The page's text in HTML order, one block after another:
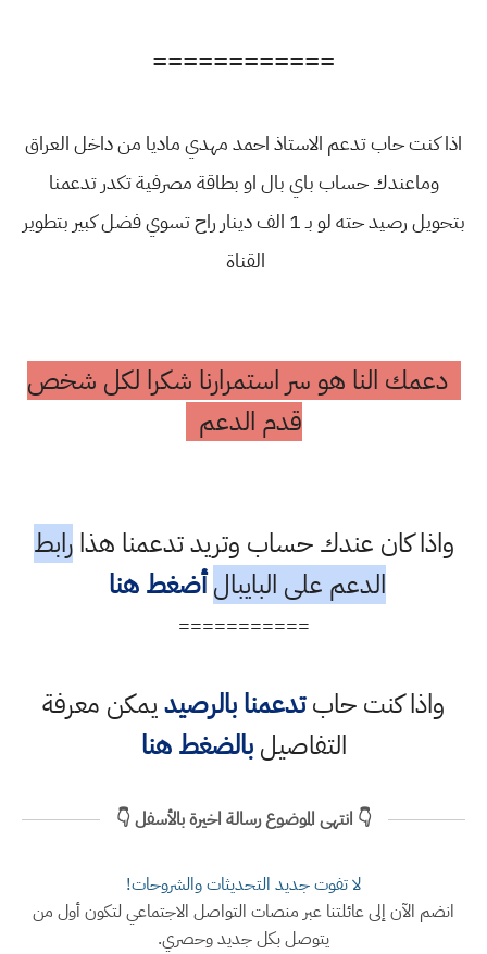
============
اذا كنت حاب تدعم الاستاذ احمد مهدي ماديا من داخل العراق
وماعندك حساب باي بال او بطاقة مصرفية تكدر تدعمنا
بتحويل رصيد حته لو بـ 1 الف دينار راح تسوي فضل كبير بتطوير
القناة
دعمك النا هو سر استمرارنا شكرا لكل شخص
قدم الدعم
واذا كان عندك حساب وتريد تدعمنا هذارابط
الدعم على البايبال أضغط هنا
===========
واذا كنت حابتدعمنا بالرصيديمكن معرفة
التفاصيلبالضغط هنا
👇 انتهى الموضوع رسالة اخيرة بالأسفل 👇
لا تفوت جديد التحديثات والشروحات!
انضم الآن إلى عائلتنا عبر منصات التواصل الاجتماعي لتكون أول من
يتوصل بكل جديد وحصري.